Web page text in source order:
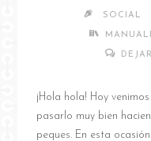
SOCIAL
¡Hola hola! Hoy
pasarlo muy bien
peques. En esta